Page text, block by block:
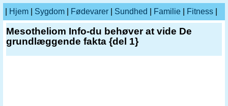
Hjem Sygdom Fødevarer Sundhed Familie Fitness
Mesotheliom Info-du behøver at vide De
grundlæggende fakta {del 1}